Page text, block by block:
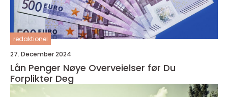
redaktionel
27. December 2024
Lån Penger Nøye Overveielser før Du
Forplikter Deg